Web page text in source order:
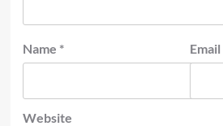
Name * Email
Website